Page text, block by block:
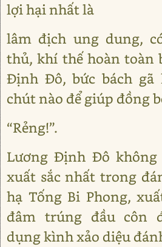
lợi hại nhất là
lâm địch ung dung,
thủ, khí thế hoàn toàn
Định Đô, bức bách gã
chút nào để giúp đồng
“Rẻng!”.
Lương Định Đô
xuất sắc nhất trong
hạ Tống Bi Phong,
đâm trúng đầu côn
dụng kình xảo diệu